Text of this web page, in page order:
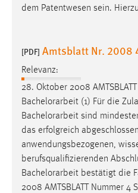
dem Patentwesen sein.
[PDF] Amtsblatt Nr. 2008
Relevanz:
28. Oktober 2008
Bachelorarbeit (1) Für die
Bachelorarbeit sind
das erfolgreich
anwendungsbezogenen,
berufsqualifizierenden
Bachelorarbeit bestätigt die
2008 AMTSBLATT Nummer 4